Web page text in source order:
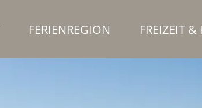
FERIENREGION FREIZEIT